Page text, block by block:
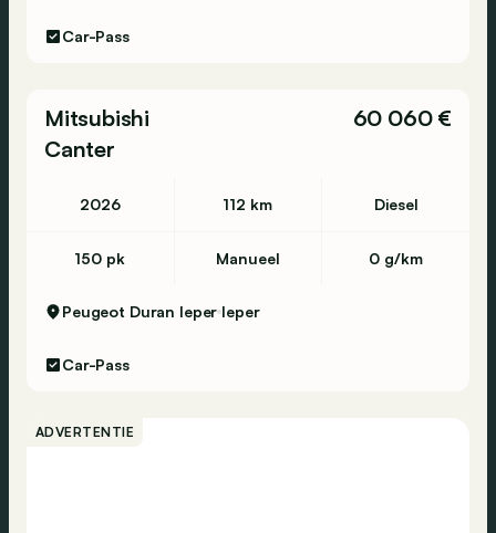
Car-Pass
Mitsubishi
Canter
60 060 €
2026 112 km Diesel
150 pk Manueel 0 g/km
Peugeot Duran Ieper Ieper
Car-Pass
ADVERTENTIE